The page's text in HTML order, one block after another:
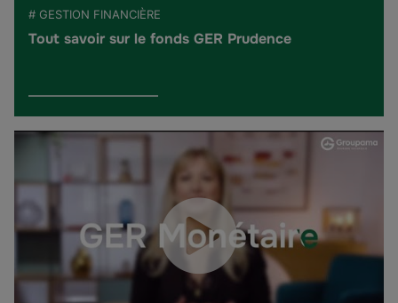
# GESTION FINANCIÈRE
Tout savoir sur le fonds GER Prudence